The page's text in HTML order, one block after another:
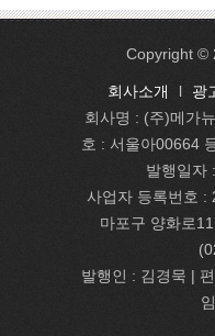
Copyright ©
회사소개 l 광
회사명 : (주)메가
호 : 서울아00664
발행일자
사업자 등록번호 :
마포구 양화로
발행인 : 김경묵 |